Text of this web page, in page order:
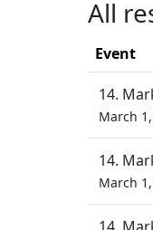
All
Event
14.
March
14.
March